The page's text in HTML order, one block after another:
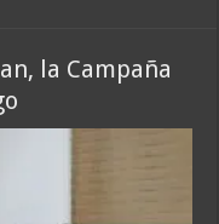
la Campaña